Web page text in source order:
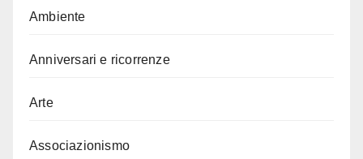
Ambiente
Anniversari e ricorrenze
Arte
Associazionismo